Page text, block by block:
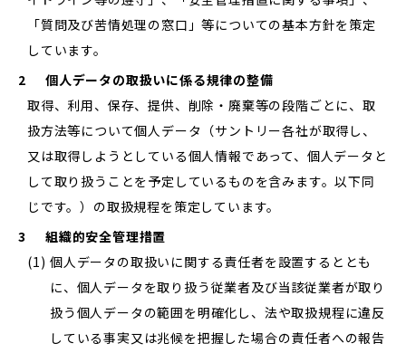
「質問及び苦情処理の窓口」等についての基本方針を策定
しています。
2
個人データの取扱いに係る規律の整備
取得、利用、保存、提供、削除・廃棄等の段階ごとに、取
扱方法等について個人データ（サントリー各社が取得し、
又は取得しようとしている個人情報であって、個人データと
して取り扱うことを予定しているものを含みます。以下同
じです。）の取扱規程を策定しています。
3
組織的安全管理措置
(1) 個人データの取扱いに関する責任者を設置するととも
に、個人データを取り扱う従業者及び当該従業者が取り
扱う個人データの範囲を明確化し、法や取扱規程に違反
している事実又は兆候を把握した場合の責任者への報告